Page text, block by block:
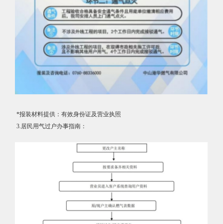
*报装材料提供：有效身份证及营业执照
3.居民用气过户办事指南：